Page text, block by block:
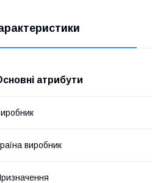
атрибути
виробник